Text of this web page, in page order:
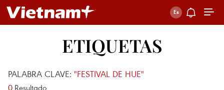
ETIQUETAS
PALABRA CLAVE: "FESTIVAL DE HUE"
0 Resultado